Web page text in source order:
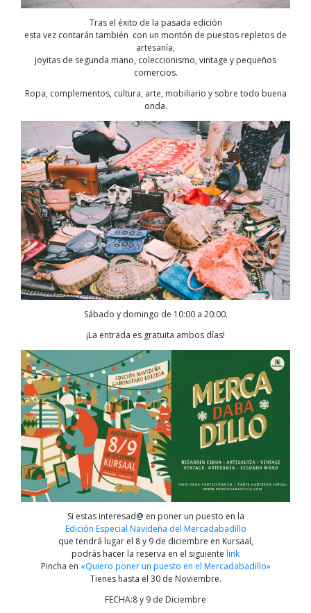
Tras el éxito de la pasada edición
esta vez contarán también con un montón de puestos repletos de
artesanía,
joyitas de segunda mano, coleccionismo, vintage y pequeños
comercios.
Ropa, complementos, cultura, arte, mobiliario y sobre todo buena
onda.
Sábado y domingo de 10:00 a 20:00.
¡La entrada es gratuita ambos días!
Si estas interesad@ en poner un puesto en la
Edición Especial Navideña del Mercadabadillo
que tendrá lugar el 8 y 9 de diciembre en Kursaal,
podrás hacer la reserva en el siguiente link
Pincha en «Quiero poner un puesto en el Mercadabadillo»
Tienes hasta el 30 de Noviembre.
FECHA:8 y 9 de Diciembre